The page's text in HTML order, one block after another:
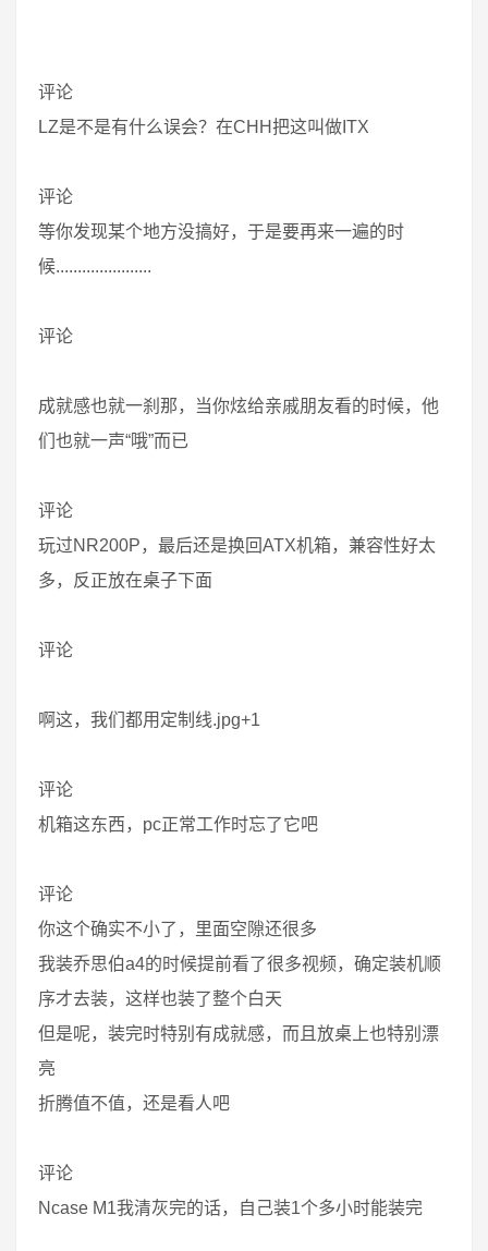
评论
LZ是不是有什么误会？在CHH把这叫做ITX
评论
等你发现某个地方没搞好，于是要再来一遍的时
候......................
评论
成就感也就一刹那，当你炫给亲戚朋友看的时候，他
们也就一声“哦”而已
评论
玩过NR200P，最后还是换回ATX机箱，兼容性好太
多，反正放在桌子下面
评论
啊这，我们都用定制线.jpg+1
评论
机箱这东西，pc正常工作时忘了它吧
评论
你这个确实不小了，里面空隙还很多
我装乔思伯a4的时候提前看了很多视频，确定装机顺
序才去装，这样也装了整个白天
但是呢，装完时特别有成就感，而且放桌上也特别漂
亮
折腾值不值，还是看人吧
评论
Ncase M1我清灰完的话，自己装1个多小时能装完